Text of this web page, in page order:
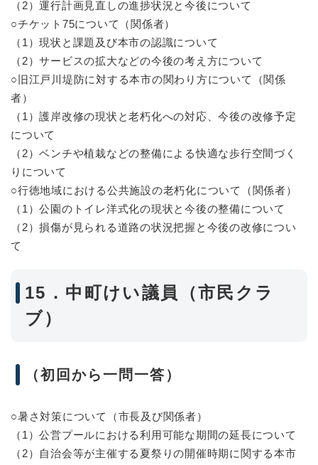
（2）運行計画見直しの進捗状況と今後について
○チケット75について（関係者）
（1）現状と課題及び本市の認識について
（2）サービスの拡大などの今後の考え方について
○旧江戸川堤防に対する本市の関わり方について（関係
者）
（1）護岸改修の現状と老朽化への対応、今後の改修予定
について
（2）ベンチや植栽などの整備による快適な歩行空間づく
りについて
○行徳地域における公共施設の老朽化について（関係者）
（1）公園のトイレ洋式化の現状と今後の整備について
（2）損傷が見られる道路の状況把握と今後の改修につい
て
15．中町けい議員（市民クラ
ブ）
（初回から一問一答）
○暑さ対策について（市長及び関係者）
（1）公営プールにおける利用可能な期間の延長について
（2）自治会等が主催する夏祭りの開催時期に関する本市